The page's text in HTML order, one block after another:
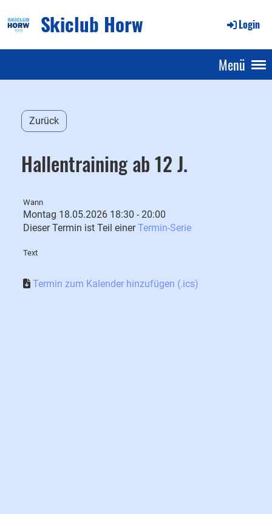
Skiclub Horw Login
Menü
Zurück
Hallentraining ab 12 J.
Wann
Montag 18.05.2026 18:30 - 20:00
Dieser Termin ist Teil einerTermin-Serie
Text
Termin zum Kalender hinzufügen (.ics)